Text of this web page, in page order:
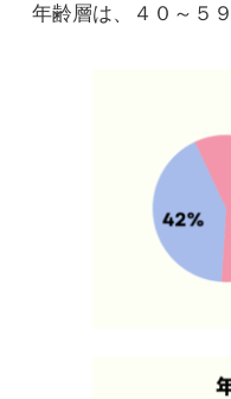
年齢層は、４０～５